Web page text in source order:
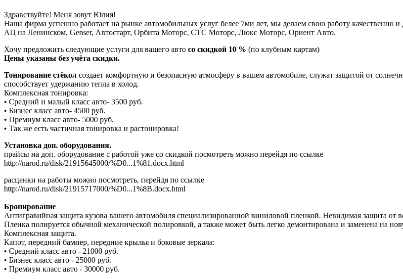
Здравствуйте! Меня зовут Юлия!
Наша фирма успешно работает на рынке автомобильных услуг белее 7ми лет, мы делаем свою работу качественно
АЦ на Ленинском, Genser, Автостарт, Орбита Моторс, СТС Моторс, Люкс Моторс, Ориент Авто.
Хочу предложить следующие услуги для вашего авто со скидкой 10 % (по клубным картам)
Цены указаны без учёта скидки.
Тонирование стёкол создает комфортную и безопасную атмосферу в вашем автомобиле, служат защитой от
способствует удержанию тепла в холод.
Комплексная тонировка:
• Средний и малый класс авто- 3500 руб.
• Бизнес класс авто- 4500 руб.
• Премиум класс авто- 5000 руб.
• Так же есть частичная тонировка и растонировка!
Установка доп. оборудования.
прайсы на доп. оборудование с работой уже со скидкой посмотреть можно перейдя по ссылке
http://narod.ru/disk/21915645000/%D0...1%81.docx.html
расценки на работы можно посмотреть, перейдя по ссылке
http://narod.ru/disk/21915717000/%D0...1%8B.docx.html
Бронирование
Антигравийная защита кузова вашего автомобиля специализированной виниловой пленкой. Невидимая защита от
Пленка полируется обычной механической полировкой, а также может быть легко демонтирована и заменена на
Комплексная защита.
Капот, передний бампер, передние крылья и боковые зеркала:
• Средний класс авто - 21000 руб.
• Бизнес класс авто - 25000 руб.
• Премиум класс авто - 30000 руб.